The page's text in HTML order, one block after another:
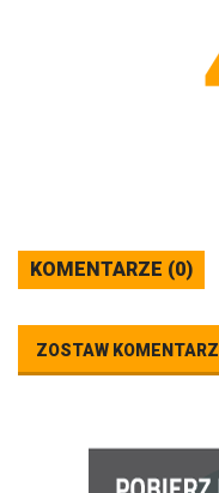
KOMENTARZE (0)
ZOSTAW KOMENTARZ